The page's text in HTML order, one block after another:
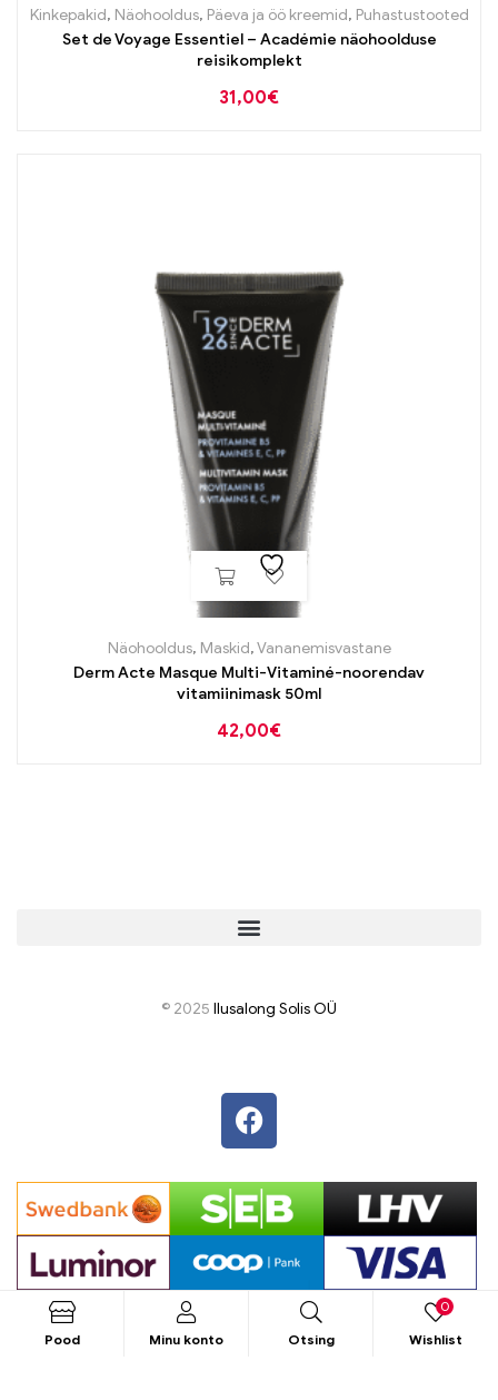
Kinkepakid, Näohooldus, Päeva ja öö kreemid, Puhastustooted
Set de Voyage Essentiel – Académie näohoolduse
reisikomplekt
31,00€
Näohooldus, Maskid,Vananemisvastane
Derm Acte Masque Multi-Vitaminé-noorendav
vitamiinimask 50ml
42,00€
© 2025 Ilusalong Solis OÜ
Pood Minu konto Otsing Wishlist
0